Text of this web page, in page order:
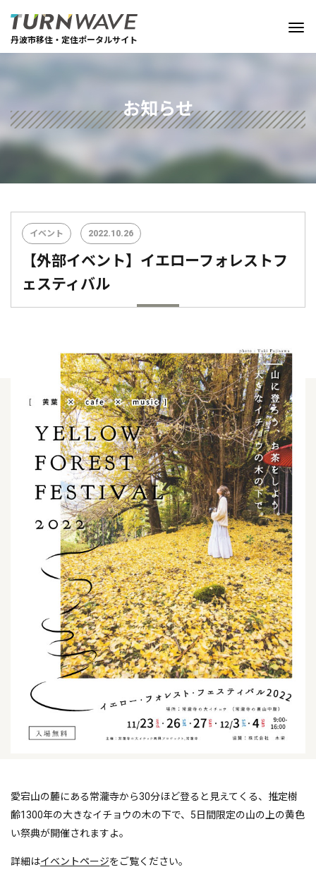
丹波市移住・定住ポータルサイト
お知らせ
イベント 2022.10.26
【外部イベント】イエローフォレストフ
ェスティバル
愛宕山の麓にある常瀧寺から30分ほど登ると見えてくる、推定樹
齢1300年の大きなイチョウの木の下で、5日間限定の山の上の黄色
い祭典が開催されますよ。
詳細はイベントページをご覧ください。